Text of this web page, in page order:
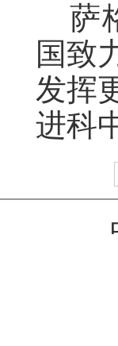
萨
国致
发挥
进科